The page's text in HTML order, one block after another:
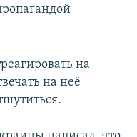
на
на неё